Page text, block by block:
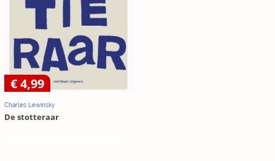
€ 4,99
Charles Lewinsky
De stotteraar